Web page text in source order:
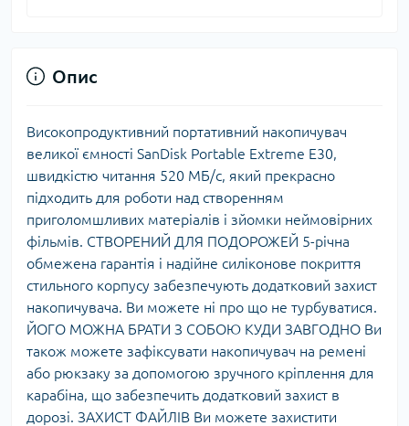
Опис
Високопродуктивний портативний накопичувач
великої ємності SanDisk Portable Extreme E30,
швидкістю читання 520 МБ/с, який прекрасно
підходить для роботи над створенням
приголомшливих матеріалів і зйомки неймовірних
фільмів. СТВОРЕНИЙ ДЛЯ ПОДОРОЖЕЙ 5-річна
обмежена гарантія і надійне силіконове покриття
стильного корпусу забезпечують додатковий захист
накопичувача. Ви можете ні про що не турбуватися.
ЙОГО МОЖНА БРАТИ З СОБОЮ КУДИ ЗАВГОДНО Ви
також можете зафіксувати накопичувач на ремені
або рюкзаку за допомогою зручного кріплення для
карабіна, що забезпечить додатковий захист в
дорозі. ЗАХИСТ ФАЙЛІВ Ви можете захистити